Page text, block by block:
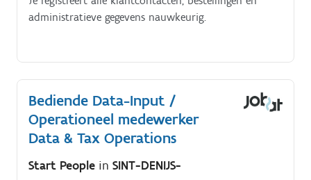
administratieve gegevens nauwkeurig.
Bediende Data-Input /
Operationeel medewerker
Data & Tax Operations
Start People in SINT-DENIJS-